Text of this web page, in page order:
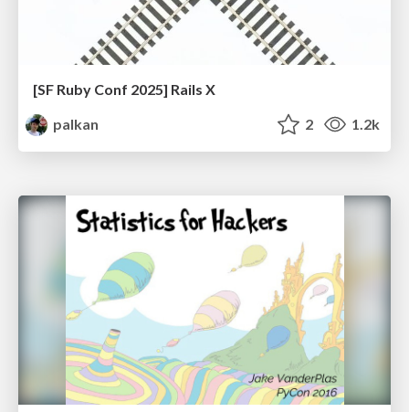
[SF Ruby Conf 2025] Rails X
palkan
2 1.2k